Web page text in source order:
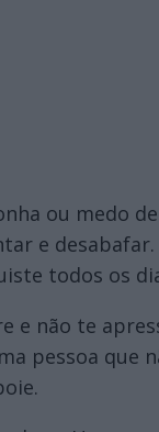
ou medo
e
todos os
e não te
pessoa que